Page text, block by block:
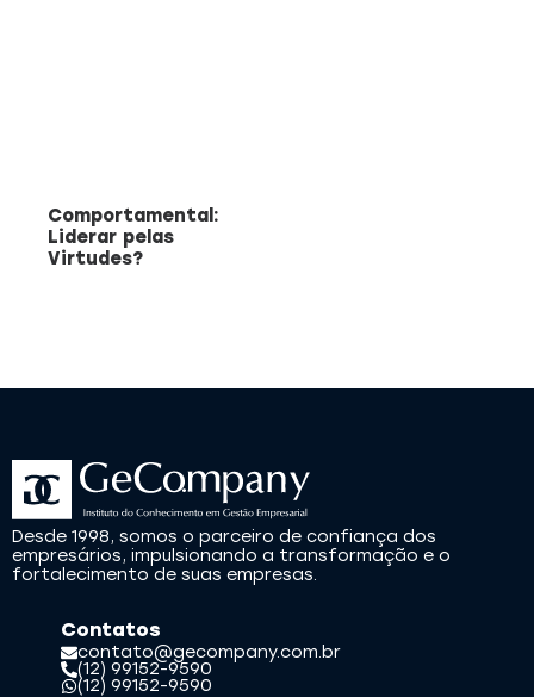
Comportamental:
Liderar pelas
Virtudes?
Desde 1998, somos o parceiro de confiança dos
empresários, impulsionando a transformação e o
fortalecimento de suas empresas.
Contatos
contato@gecompany.com.br
(12) 99152-9590
(12) 99152-9590